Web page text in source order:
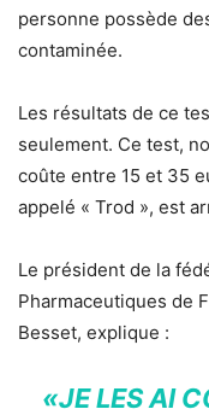
personne possède
contaminée.
Les résultats de ce
seulement. Ce test,
coûte entre 15 et 35
appelé « Trod », est
Le président de la
Pharmaceutiques de
Besset, explique :
«JE LES AI